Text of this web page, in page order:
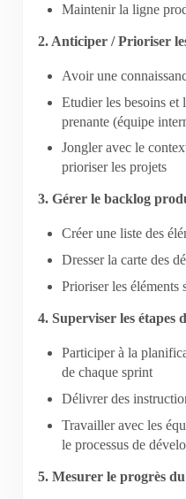
Maintenir la ligne
2. Anticiper / Prioriser
Avoir une
Etudier les besoins et
prenante (équipe
Jongler avec le
prioriser les projets
3. Gérer le backlog
Créer une liste des
Dresser la carte des
Prioriser les éléments
4. Superviser les étapes
Participer à la
de chaque sprint
Délivrer des
Travailler avec les
le processus de
5. Mesurer le progrès